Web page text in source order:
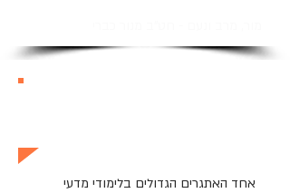
אחד האתגרים הגדולים בלימודי מדעי